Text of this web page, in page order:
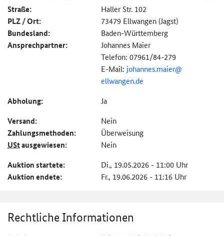
Straße: Haller Str. 102
PLZ / Ort: 73479 Ellwangen (Jagst)
Bundesland: Baden-Württemberg
Ansprechpartner:
Johannes Maier
Telefon: 07961/84-279
E-Mail: johannes.maier@
ellwangen.de
Abholung: Ja
Versand: Nein
Zahlungs­methoden: Überweisung
UStausgewiesen: Nein
Auktion startete: Di., 19.05.2026 - 11:00 Uhr
Auktion endete: Fr., 19.06.2026 - 11:16 Uhr
Rechtliche Informationen